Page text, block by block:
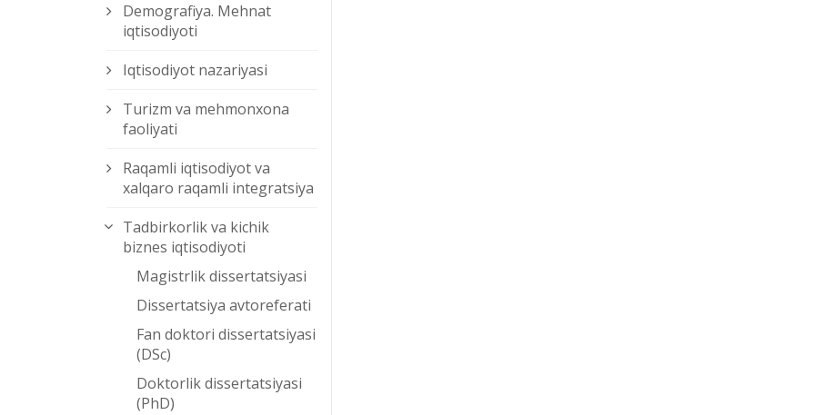
Demografiya. Mehnat
iqtisodiyoti
Iqtisodiyot nazariyasi
Turizm va mehmonxona
faoliyati
Raqamli iqtisodiyot va
xalqaro raqamli integratsiya
Tadbirkorlik va kichik
biznes iqtisodiyoti
Magistrlik dissertatsiyasi
Dissertatsiya avtoreferati
Fan doktori dissertatsiyasi
(DSc)
Doktorlik dissertatsiyasi
(PhD)